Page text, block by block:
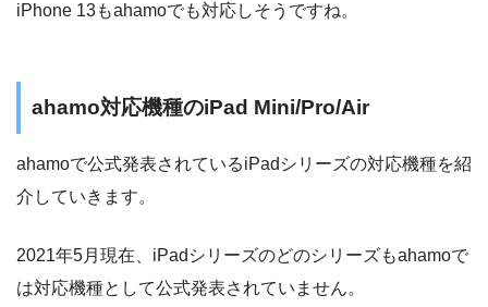
iPhone 13もahamoでも対応しそうですね。
ahamo対応機種のiPad Mini/Pro/Air
ahamoで公式発表されているiPadシリーズの対応機種を紹
介していきます。
2021年5月現在、iPadシリーズのどのシリーズもahamoで
は対応機種として公式発表されていません。